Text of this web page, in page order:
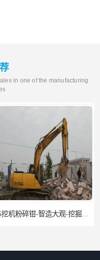
in one of the manufacturing
95挖机粉碎钳-智造大观-挖掘机钢筋分离钳